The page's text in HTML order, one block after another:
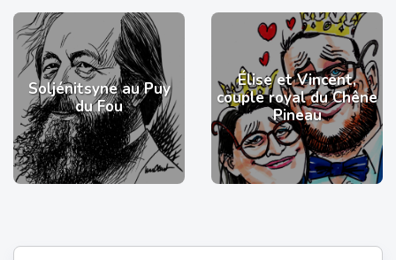
Soljénitsyne au Puy
du Fou
Élise et Vincent,
couple royal du Chêne
Pineau